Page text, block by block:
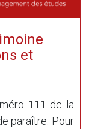
et
111 de la
paraître. Pour